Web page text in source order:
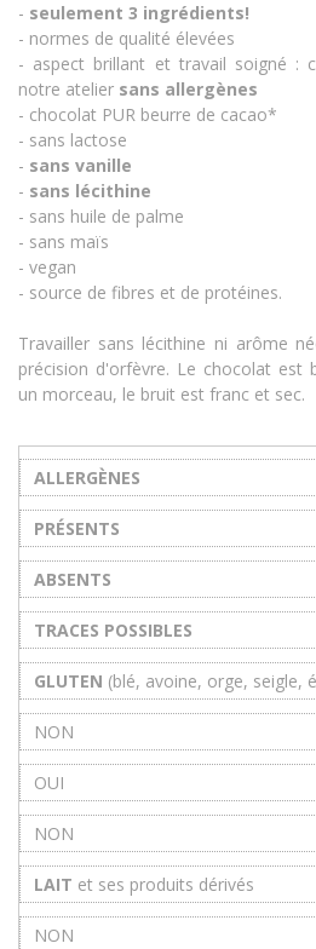
- seulement 3 ingrédients!
- normes de qualité élevées
- aspect brillant et travail soigné :
notre atelier sans allergènes
- chocolat PUR beurre de cacao*
- sans lactose
- sans vanille
- sans lécithine
- sans huile de palme
- sans maïs
- vegan
- source de fibres et de protéines.
Travailler sans lécithine ni arôme
précision d'orfèvre. Le chocolat est
un morceau, le bruit est franc et sec.
ALLERGÈNES
PRÉSENTS
ABSENTS
TRACES POSSIBLES
GLUTEN (blé, avoine, orge, seigle,
NON
OUI
NON
LAIT et ses produits dérivés
NON